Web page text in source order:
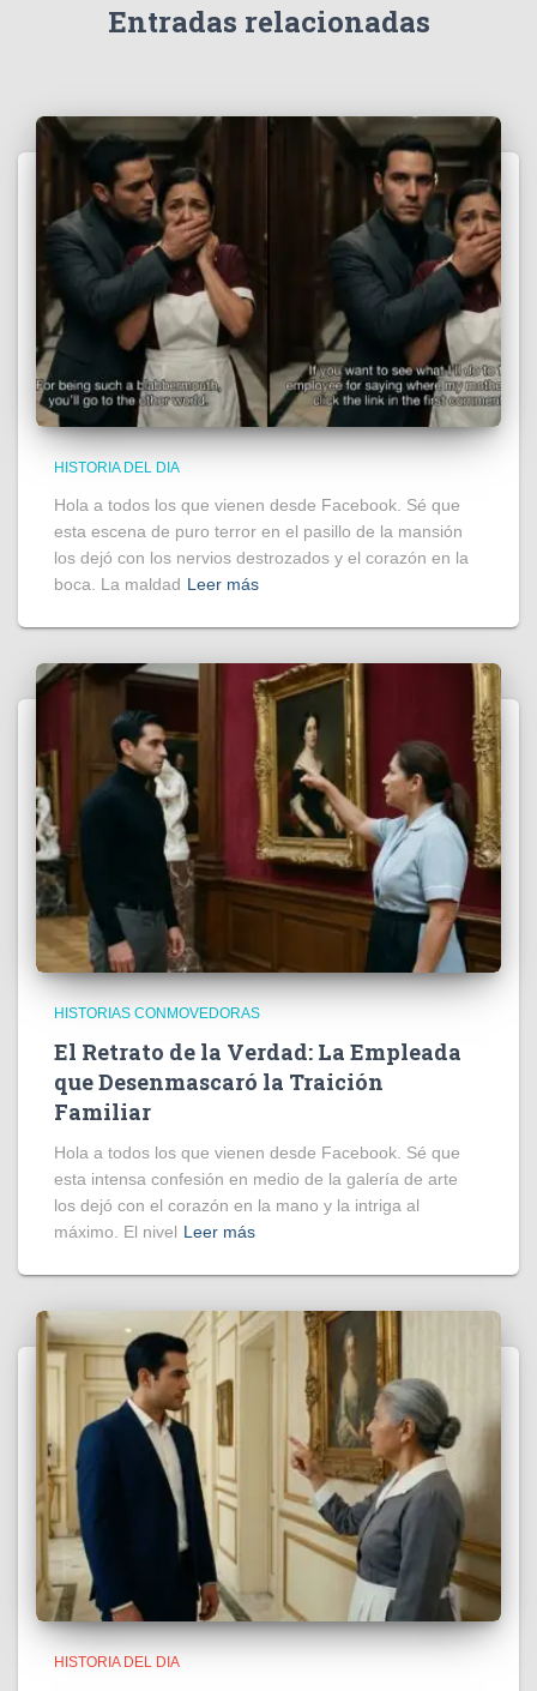
Entradas relacionadas
HISTORIA DEL DIA
Hola a todos los que vienen desde Facebook. Sé que
esta escena de puro terror en el pasillo de la mansión
los dejó con los nervios destrozados y el corazón en la
boca. La maldad Leer más
HISTORIAS CONMOVEDORAS
El Retrato de la Verdad: La Empleada
que Desenmascaró la Traición
Familiar
Hola a todos los que vienen desde Facebook. Sé que
esta intensa confesión en medio de la galería de arte
los dejó con el corazón en la mano y la intriga al
máximo. El nivel Leer más
HISTORIA DEL DIA